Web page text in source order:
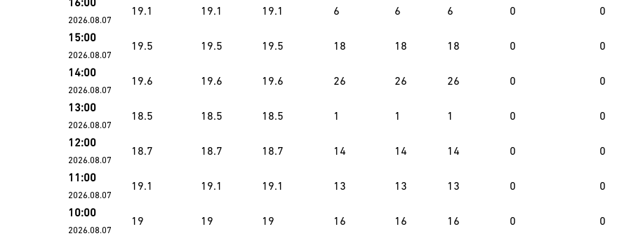
2026.08.07
19.1 19.1 19.1 6 6 6 0 0
15:00
2026.08.07
19.5 19.5 19.5 18 18 18 0 0
14:00
2026.08.07
19.6 19.6 19.6 26 26 26 0 0
13:00
2026.08.07
18.5 18.5 18.5 1 1 1 0 0
12:00
2026.08.07
18.7 18.7 18.7 14 14 14 0 0
11:00
2026.08.07
19.1 19.1 19.1 13 13 13 0 0
10:00
2026.08.07
19 19 19 16 16 16 0 0